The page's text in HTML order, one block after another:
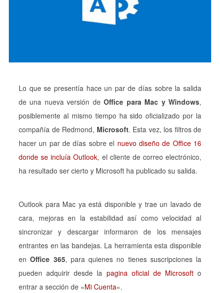
Lo que se presentía hace un par de días sobre la salida
de una nueva versión deOffice para Mac y Windows,
posiblemente al mismo tiempo ha sido oficializado por la
compañía de Redmond, Microsoft. Esta vez, los filtros de
hacer un par de días sobre el nuevo diseño de Office 16
donde se incluía Outlook, el cliente de correo electrónico,
ha resultado ser cierto y Microsoft ha publicado su salida.
Outlook para Mac ya está disponible y trae un lavado de
cara, mejoras en la estabilidad así como velocidad al
sincronizar y descargar informaron de los mensajes
entrantes en las bandejas. La herramienta esta disponible
enOffice 365, para quienes no tienes suscripciones la
pueden adquirir desde la pagina oficial de Microsofto
entrar a sección de «Mi Cuenta«.